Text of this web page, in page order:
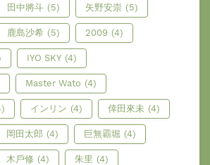
田中將斗 (5) 矢野安崇 (5)
鹿島沙希 (5) 2009 (4)
IYO SKY (4)
Master Wato (4)
インリン (4) 倖田來未 (4)
岡田太郎 (4) 巨無霸堀 (4)
木戶修 (4) 朱里 (4)